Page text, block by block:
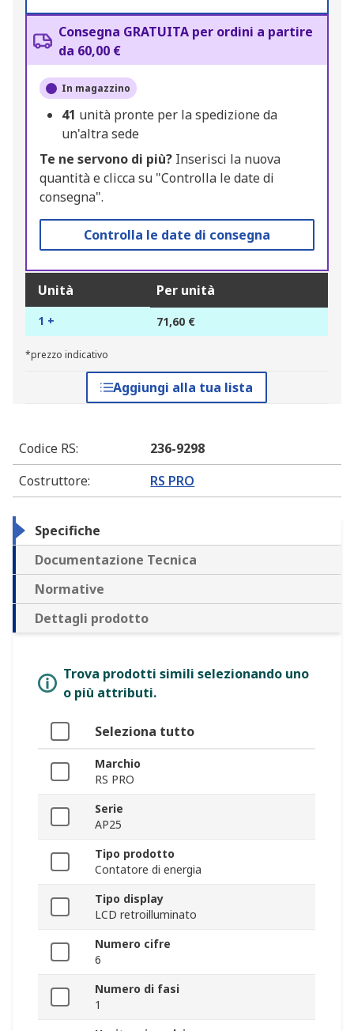
Consegna GRATUITA per ordini a partire
da 60,00 €
In magazzino
41 unità pronte per la spedizione da
un'altra sede
Te ne servono di più? Inserisci la nuova
quantità e clicca su "Controlla le date di
consegna".
Controlla le date di consegna
Unità Per unità
1 + 71,60 €
*prezzo indicativo
Aggiungi alla tua lista
Codice RS:
236-9298
Costruttore: RS PRO
Specifiche
Documentazione Tecnica
Normative
Dettagli prodotto
Trova prodotti simili selezionando uno
o più attributi.
Seleziona tutto
Marchio
RS PRO
Serie
AP25
Tipo prodotto
Contatore di energia
Tipo display
LCD retroilluminato
Numero cifre
6
Numero di fasi
1